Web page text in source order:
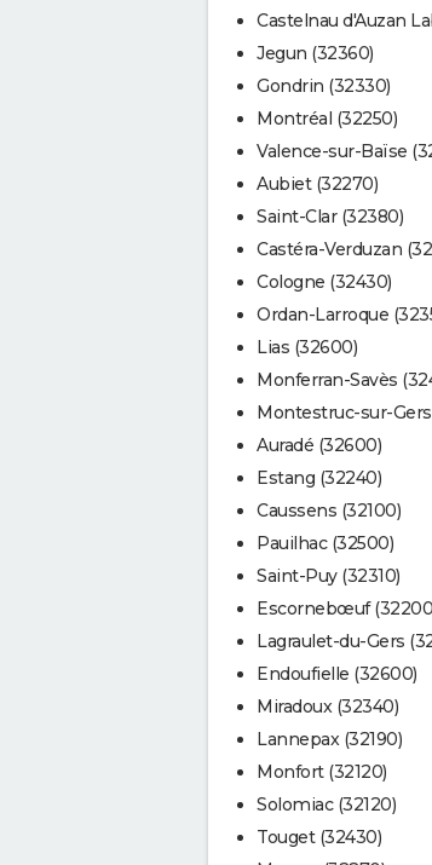
Castelnau d'Auzan
Jegun (32360)
Gondrin (32330)
Montréal (32250)
Valence-sur-Baïse
Aubiet (32270)
Saint-Clar (32380)
Castéra-Verduzan
Cologne (32430)
Ordan-Larroque
Lias (32600)
Monferran-Savès
Montestruc-sur-
Auradé (32600)
Estang (32240)
Caussens (32100)
Pauilhac (32500)
Saint-Puy (32310)
Escornebœuf
Lagraulet-du-Gers
Endoufielle (32600)
Miradoux (32340)
Lannepax (32190)
Monfort (32120)
Solomiac (32120)
Touget (32430)